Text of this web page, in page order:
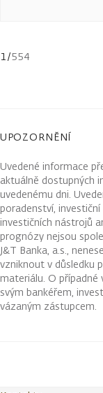
1/554
UPOZORNĚNÍ
Uvedené informace
aktuálně dostupných
uvedenému dni.
poradenství,
investičních nástrojů
prognózy nejsou
J&T Banka, a.s.,
vzniknout v důsledku
materiálu. O
svým bankéřem,
vázaným zástupcem.